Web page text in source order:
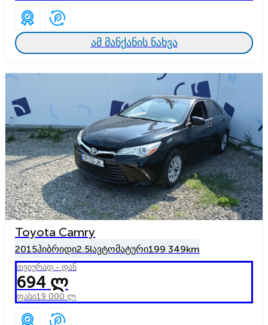
ამ მანქანის ნახვა
Toyota Camry
2015ჰიბრიდი2.5lავტომატური199 349km
თვიურად - დან
694 ლ
ფასი19 000 ლ